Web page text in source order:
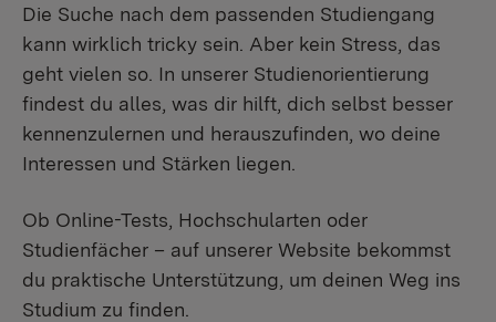
Die Suche nach dem passenden Studiengang
kann wirklich tricky sein. Aber kein Stress, das
geht vielen so. In unserer Studienorientierung
findest du alles, was dir hilft, dich selbst besser
kennenzulernen und herauszufinden, wo deine
Interessen und Stärken liegen.
Ob Online-Tests, Hochschularten oder
Studienfächer – auf unserer Website bekommst
du praktische Unterstützung, um deinen Weg ins
Studium zu finden.